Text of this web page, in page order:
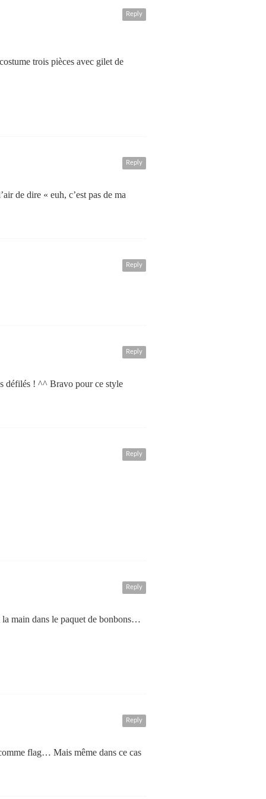
Reply
trois pièces avec gilet de
Reply
de dire « euh, c’est pas de ma
Reply
Reply
défilés ! ^^ Bravo pour ce style
Reply
Reply
main dans le paquet de bonbons…
Reply
flag… Mais même dans ce cas